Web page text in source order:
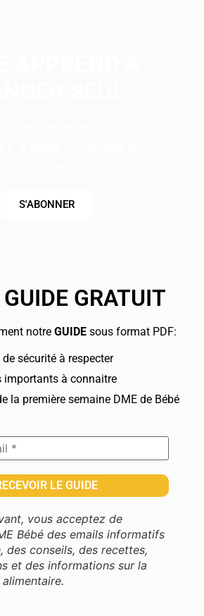
S'ABONNER
GRATUIT
notre GUIDE sous format PDF:
de sécurité à respecter
importants à connaitre
la première semaine DME de Bébé
vous acceptez de
Bébé des emails informatifs
des conseils, des recettes,
et des informations sur la